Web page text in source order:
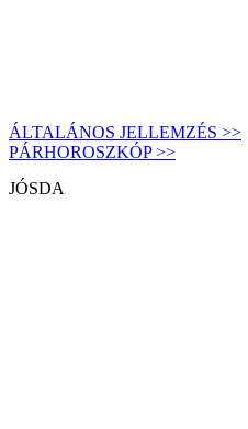
ÁLTALÁNOS JELLEMZÉS >>
PÁRHOROSZKÓP >>
JÓSDA